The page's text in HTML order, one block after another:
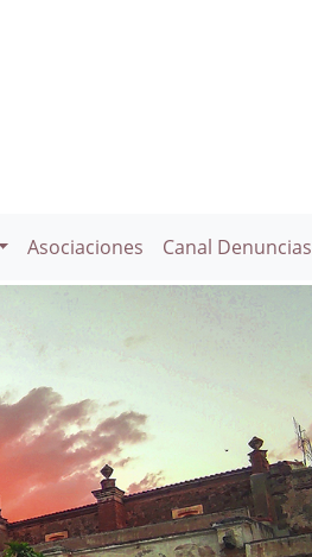
Asociaciones Canal Denuncias